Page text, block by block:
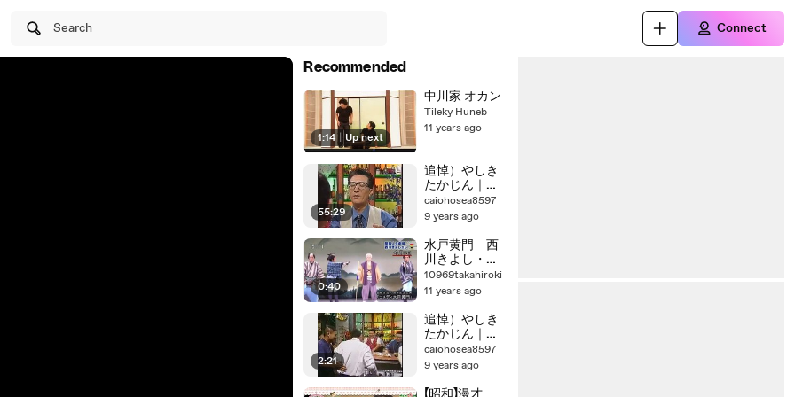
Search Connect
Recommended
1:14 Up next
中川家 オカン
Tileky Huneb
11 years ago
55:29
追悼）やしき
たかじん｜た
かじんnoばぁ
～（最終回）
し、岸本加世
子ほか part 1/2
caiohosea8597
9 years ago
0:40
水戸黄門 西
川きよし・森
昌子
Nishikawa
Masako
10969takahiroki
11 years ago
2:21
追悼）やしき
たかじん｜た
かじんnoばぁ
～（最終回）
し、岸本加世
caiohosea8597
9 years ago